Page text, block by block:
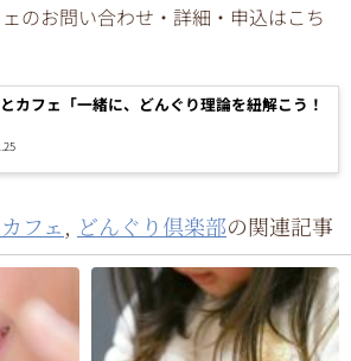
のお問い合わせ・詳細・申込はこち
カフェ「一緒に、どんぐり理論を紐解こう！
フェ, どんぐり倶楽部の関連記事